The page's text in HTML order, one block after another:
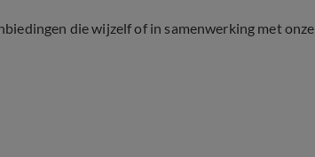
die wijzelf of in samenwerking met